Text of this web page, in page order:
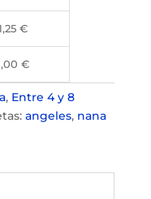
€
€
, Entre 4 y 8
angeles, nana